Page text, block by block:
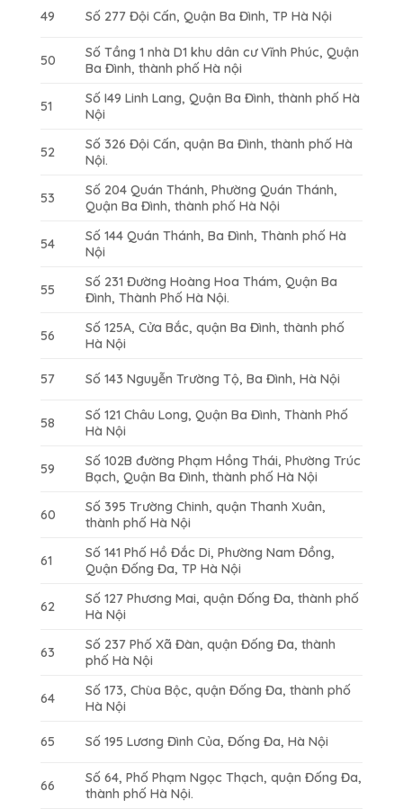
49 Số 277 Đội Cấn, Quận Ba Đình, TP Hà Nội
50
Số Tầng 1 nhà D1 khu dân cư Vĩnh Phúc, Quận
Ba Đình, thành phố Hà nội
51
Số I49 Linh Lang, Quận Ba Đình, thành phố Hà
Nội
52
Số 326 Đội Cấn, quận Ba Đình, thành phố Hà
Nội.
53
Số 204 Quán Thánh, Phường Quán Thánh,
Quận Ba Đình, thành phố Hà Nội
54
Số 144 Quán Thánh, Ba Đình, Thành phố Hà
Nội
55
Số 231 Đường Hoàng Hoa Thám, Quận Ba
Đình, Thành Phố Hà Nội.
56
Số 125A, Cửa Bắc, quận Ba Đình, thành phố
Hà Nội
57 Số 143 Nguyễn Trường Tộ, Ba Đình, Hà Nội
58
Số 121 Châu Long, Quận Ba Đình, Thành Phố
Hà Nội
59
Số 102B đường Phạm Hồng Thái, Phường Trúc
Bạch, Quận Ba Đình, thành phố Hà Nội
60
Số 395 Trường Chinh, quận Thanh Xuân,
thành phố Hà Nội
61
Số 141 Phố Hồ Đắc Di, Phường Nam Đồng,
Quận Đống Đa, TP Hà Nội
62
Số 127 Phương Mai, quận Đống Đa, thành phố
Hà Nội
63
Số 237 Phố Xã Đàn, quận Đống Đa, thành
phố Hà Nội
64
Số 173, Chùa Bộc, quận Đống Đa, thành phố
Hà Nội
65 Số 195 Lương Đình Của, Đống Đa, Hà Nội
66
Số 64, Phố Phạm Ngọc Thạch, quận Đống Đa,
thành phố Hà Nội.